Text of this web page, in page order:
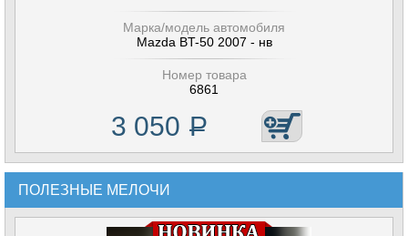
Марка/модель автомобиля
Mazda BT-50 2007 - нв
Номер товара
6861
3 050 Р
ПОЛЕЗНЫЕ МЕЛОЧИ